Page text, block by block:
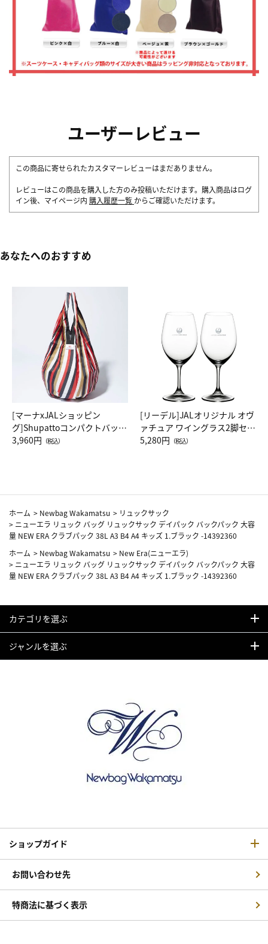
ユーザーレビュー
この商品に寄せられたカスタマーレビューはまだありません。
レビューはこの商品を購入した方のみ投稿いただけます。購入商品はログ
イン後、マイページ内 購入履歴一覧 からご確認いただけます。
あなたへのおすすめ
[マーナxJALショッピン
グ]Shupattoコンパクトバッグ
Drop JAL客室乗務員（LC）ス
3,960円 （税込）
[リーデル]JALオリジナル オヴ
ァチュア ワイングラス2脚セッ
ト（レッドワイン）
5,280円 （税込）
ホーム > Newbag Wakamatsu > リュックサック
> ニューエラ リュック バッグ リュックサック デイパック バックパック 大容
量 NEW ERA クラブパック 38L A3 B4 A4 キッズ 1.ブラック -14392360
ホーム > Newbag Wakamatsu > New Era(ニューエラ)
> ニューエラ リュック バッグ リュックサック デイパック バックパック 大容
量 NEW ERA クラブパック 38L A3 B4 A4 キッズ 1.ブラック -14392360
カテゴリを選ぶ
ジャンルを選ぶ
ショップガイド
お問い合わせ先
特商法に基づく表示